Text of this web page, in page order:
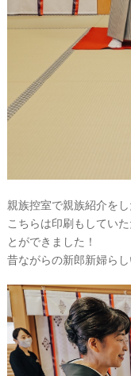
親族控室で親族紹介を
こちらは印刷もしてい
とができました！
昔ながらの新郎新婦ら